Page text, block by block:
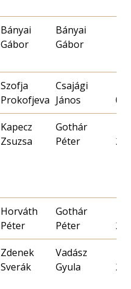
Bányai
Gábor
Bányai
Gábor
Szofja
Prokofjeva
Csajági
János
01.
Kapecz
Zsuzsa
Gothár
Péter
21.
Horváth
Péter
Gothár
Péter
29.
Zdenek
Sverák
Vadász
Gyula
23.